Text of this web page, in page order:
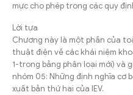
mực cho phép trong các quy
Lời tựa
Chương này là một phần của
thuật điện về các khái niệm
1-trong bảng phân loại mới) và
nhóm 05: Những định nghĩa cơ
xuất bản thứ hai của IEV.